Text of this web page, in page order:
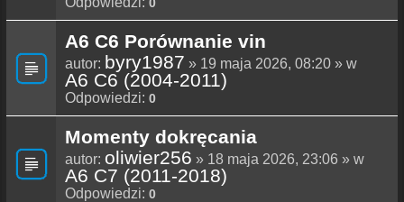
A6 C6 Porównanie vin
autor: byry1987 » 19 maja 2026, 08:20 » w
A6 C6 (2004-2011)
Odpowiedzi: 0
Momenty dokręcania
autor: oliwier256 » 18 maja 2026, 23:06 » w
A6 C7 (2011-2018)
Odpowiedzi: 0